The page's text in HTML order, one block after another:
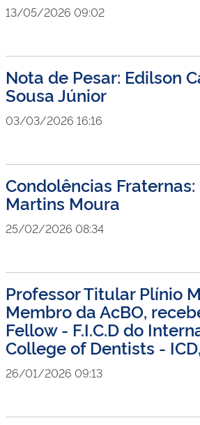
13/05/2026 09:02
Nota de Pesar: Edilson
Sousa Júnior
03/03/2026 16:16
Condolências
Martins Moura
25/02/2026 08:34
Professor Titular Plínio
Membro da AcBO,
Fellow - F.I.C.D do
College of Dentists -
26/01/2026 09:13